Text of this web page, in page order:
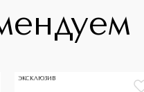
ЭКСКЛЮЗИВ